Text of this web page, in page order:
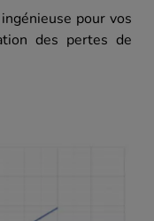
pour vos
des pertes de